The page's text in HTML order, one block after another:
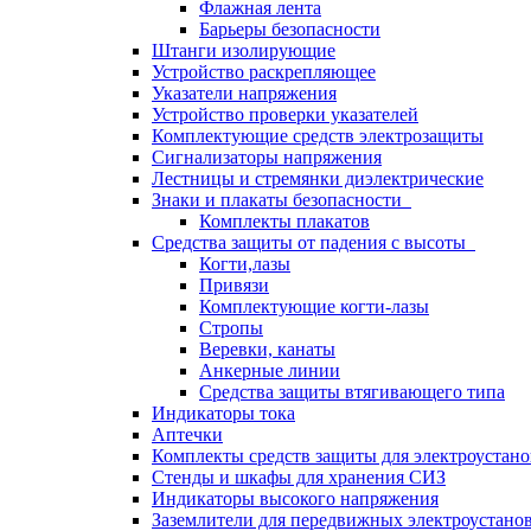
Флажная лента
Барьеры безопасности
Штанги изолирующие
Устройство раскрепляющее
Указатели напряжения
Устройство проверки указателей
Комплектующие средств электрозащиты
Сигнализаторы напряжения
Лестницы и стремянки диэлектрические
Знаки и плакаты безопасности
Комплекты плакатов
Средства защиты от падения с высоты
Когти,лазы
Привязи
Комплектующие когти-лазы
Стропы
Веревки, канаты
Анкерные линии
Средства защиты втягивающего типа
Индикаторы тока
Аптечки
Комплекты средств защиты для
Стенды и шкафы для хранения СИЗ
Индикаторы высокого напряжения
Заземлители для передвижных